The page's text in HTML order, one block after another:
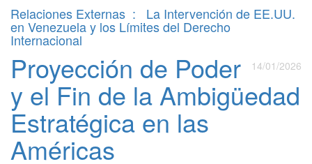
Relaciones Externas : La Intervención de EE.UU.
en Venezuela y los Límites del Derecho
Internacional
14/01/2026
Proyección de Poder
y el Fin de la Ambigüedad
Estratégica en las
Américas